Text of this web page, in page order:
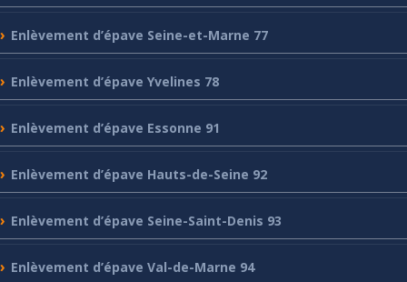
Enlèvement d’épave Seine-et-Marne 77
Enlèvement d’épave Yvelines 78
Enlèvement d’épave Essonne 91
Enlèvement d’épave Hauts-de-Seine 92
Enlèvement d’épave Seine-Saint-Denis 93
Enlèvement d’épave Val-de-Marne 94